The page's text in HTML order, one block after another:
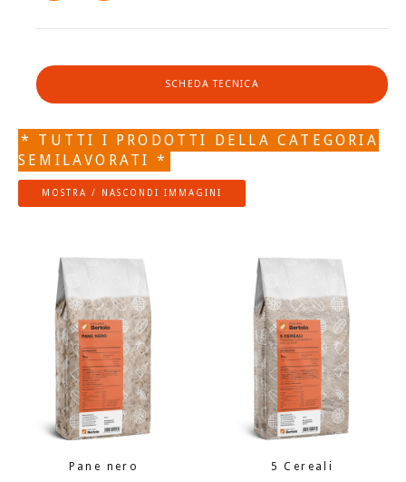
SCHEDA TECNICA
* TUTTI I PRODOTTI DELLA CATEGORIA
SEMILAVORATI *
MOSTRA / NASCONDI IMMAGINI
Pane nero 5 Cereali